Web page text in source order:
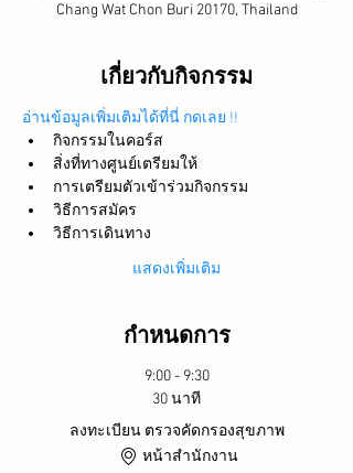
Chang Wat Chon Buri 20170, Thailand
เกี่ยวกับกิจกรรม
อ่านข้อมูลเพิ่มเติมได้ที่นี่ กดเลย !!
กิจกรรมในคอร์ส
สิ่งที่ทางศูนย์เตรียมให้
การเตรียมตัวเข้าร่วมกิจกรรม
วิธีการสมัคร
วิธีการเดินทาง
แสดงเพิ่มเติม
กำหนดการ
9:00 - 9:30
30 นาที
ลงทะเบียน ตรวจคัดกรองสุขภาพ
หน้าสำนักงาน